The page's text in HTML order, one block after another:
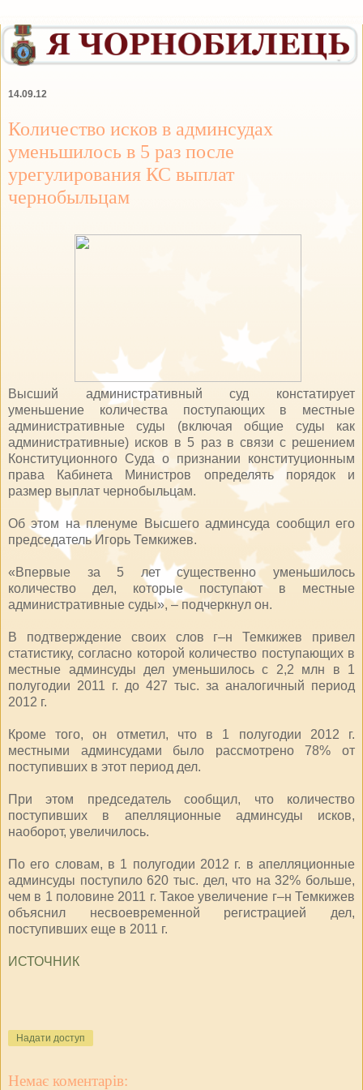
14.09.12
Количество исков в админсудах
уменьшилось в 5 раз после
урегулирования КС выплат
чернобыльцам
Высший административный суд констатирует
уменьшение количества поступающих в местные
административные суды (включая общие суды как
административные) исков в 5 раз в связи с решением
Конституционного Суда о признании конституционным
права Кабинета Министров определять порядок и
размер выплат чернобыльцам.
Об этом на пленуме Высшего админсуда сообщил его
председатель Игорь Темкижев.
«Впервые за 5 лет существенно уменьшилось
количество дел, которые поступают в местные
административные суды», – подчеркнул он.
В подтверждение своих слов г–н Темкижев привел
статистику, согласно которой количество поступающих в
местные админсуды дел уменьшилось с 2,2 млн в 1
полугодии 2011 г. до 427 тыс. за аналогичный период
2012 г.
Кроме того, он отметил, что в 1 полугодии 2012 г.
местными админсудами было рассмотрено 78% от
поступивших в этот период дел.
При этом председатель сообщил, что количество
поступивших в апелляционные админсуды исков,
наоборот, увеличилось.
По его словам, в 1 полугодии 2012 г. в апелляционные
админсуды поступило 620 тыс. дел, что на 32% больше,
чем в 1 половине 2011 г. Такое увеличение г–н Темкижев
объяснил несвоевременной регистрацией дел,
поступивших еще в 2011 г.
ИСТОЧНИК
Надати доступ
Немає коментарів: